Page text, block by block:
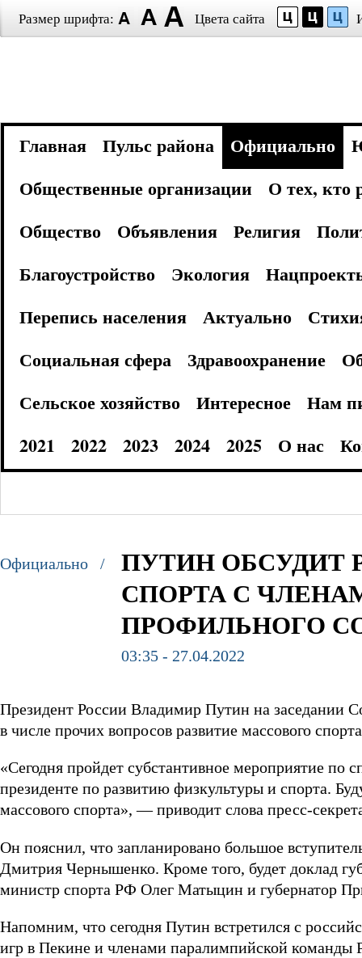
Размер шрифта: Цвета сайта
Главная Пульс района Официально
Общественные организации
О тех, кто
Общество
Объявления Религия
Благоустройство
Экология
Перепись населения
Актуально
Социальная сфера
Здравоохранение
Сельское хозяйство
Интересное
Нам
2021
2022 2023 2024 2025 О нас
Официально /
ПУТИН ОБСУДИТ
СПОРТА С
ПРОФИЛЬНОГО
03:35 - 27.04.2022
Президент России Владимир Путин на заседании
в числе прочих вопросов развитие массового
«Сегодня пройдет субстантивное мероприятие по
президенте по развитию физкультуры и спорта.
массового спорта», — приводит слова пресс-
Он пояснил, что запланировано большое
Дмитрия Чернышенко. Кроме того, будет доклад
министр спорта РФ Олег Матыцин и губернатор
Напомним, что сегодня Путин встретился с
игр в Пекине и членами паралимпийской команды